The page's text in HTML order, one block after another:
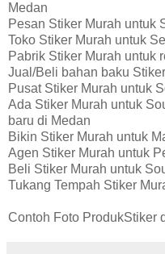
Medan
Pesan Stiker Murah untuk
Toko Stiker Murah untuk
Pabrik Stiker Murah untuk
Jual/Beli bahan baku
Pusat Stiker Murah untuk
Ada Stiker Murah untuk
baru di Medan
Bikin Stiker Murah untuk
Agen Stiker Murah untuk
Beli Stiker Murah untuk
Tukang Tempah Stiker
Contoh Foto ProdukStiker